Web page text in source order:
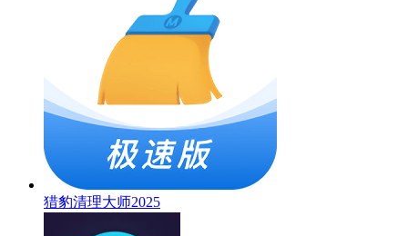
猎豹清理大师2025